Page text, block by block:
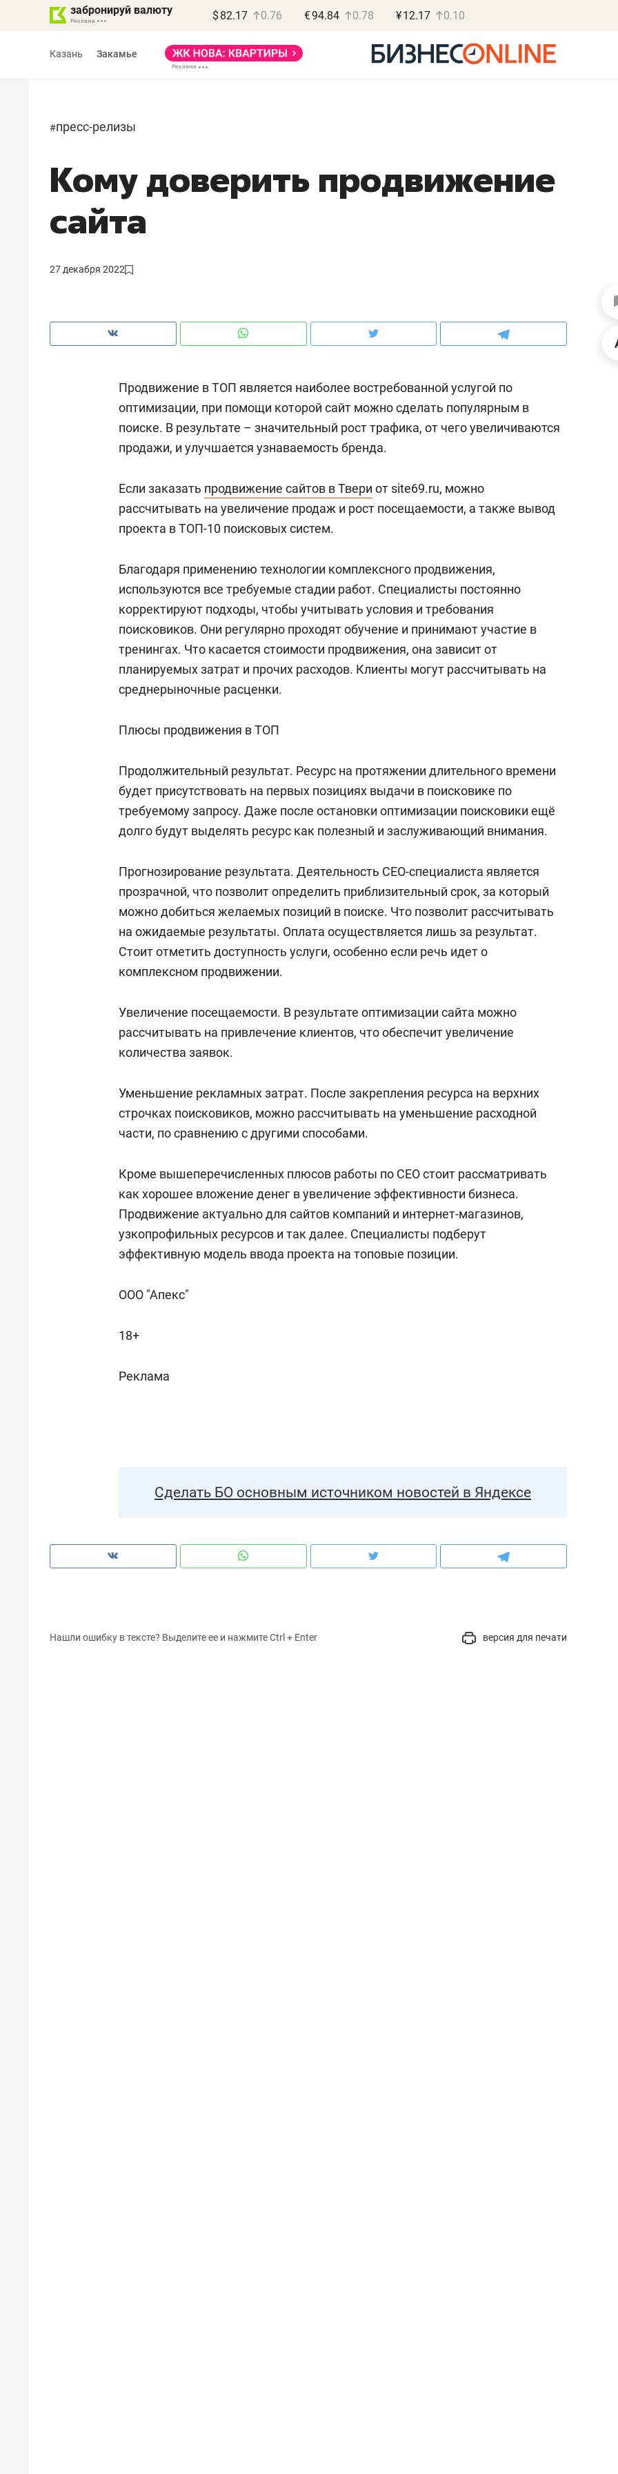
забронируй валюту $ 82.17 0.76 €94.84 0.78 ¥12.17 0.10
Казань Закамье
#пресс-релизы
Кому доверить продвижение
сайта
27 декабря 2022
Продвижение в ТОП является наиболее востребованной услугой по
оптимизации, при помощи которой сайт можно сделать популярным в
поиске. В результате – значительный рост трафика, от чего увеличиваются
продажи, и улучшается узнаваемость бренда.
Если заказать продвижение сайтов в Твери от site69.ru, можно
рассчитывать на увеличение продаж и рост посещаемости, а также вывод
проекта в ТОП-10 поисковых систем.
Благодаря применению технологии комплексного продвижения,
используются все требуемые стадии работ. Специалисты постоянно
корректируют подходы, чтобы учитывать условия и требования
поисковиков. Они регулярно проходят обучение и принимают участие в
тренингах. Что касается стоимости продвижения, она зависит от
планируемых затрат и прочих расходов. Клиенты могут рассчитывать на
среднерыночные расценки.
Плюсы продвижения в ТОП
Продолжительный результат. Ресурс на протяжении длительного времени
будет присутствовать на первых позициях выдачи в поисковике по
требуемому запросу. Даже после остановки оптимизации поисковики ещё
долго будут выделять ресурс как полезный и заслуживающий внимания.
Прогнозирование результата. Деятельность СЕО-специалиста является
прозрачной, что позволит определить приблизительный срок, за который
можно добиться желаемых позиций в поиске. Что позволит рассчитывать
на ожидаемые результаты. Оплата осуществляется лишь за результат.
Стоит отметить доступность услуги, особенно если речь идет о
комплексном продвижении.
Увеличение посещаемости. В результате оптимизации сайта можно
рассчитывать на привлечение клиентов, что обеспечит увеличение
количества заявок.
Уменьшение рекламных затрат. После закрепления ресурса на верхних
строчках поисковиков, можно рассчитывать на уменьшение расходной
части, по сравнению с другими способами.
Кроме вышеперечисленных плюсов работы по СЕО стоит рассматривать
как хорошее вложение денег в увеличение эффективности бизнеса.
Продвижение актуально для сайтов компаний и интернет-магазинов,
узкопрофильных ресурсов и так далее. Специалисты подберут
эффективную модель ввода проекта на топовые позиции.
ООО "Апекс"
18+
Реклама
Сделать БО основным источником новостей в Яндексе
Нашли ошибку в тексте? Выделите ее и нажмите Ctrl + Enter версия для печати
Василь Мазитов
МАРТ
рынки, почему надо знать аксакалов и
чем интересен Оман?
Роман Ободец
«Готовые решения»
о трехкратном росте цен, дотошных
клиентах и чудных запросах мастеров
Наследница бизнеса по
школьной формы о
налогах и развитии без
строят тишину в казанском
ЖК «Заря»
Психотерапевт «Фороса»:
«Директорский невроз» –
когда человек не считает
свою сверхнагрузку
Наседкина: «Ремонт
с мебелью за 2
для меня это